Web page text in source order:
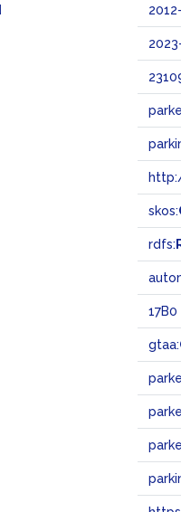
skos:
rdfs:
gtaa: